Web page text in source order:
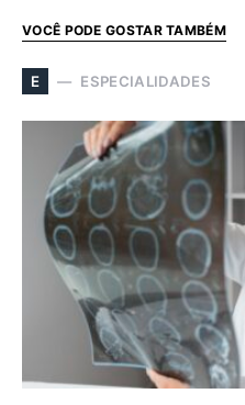
VOCÊ PODE GOSTAR TAMBÉM
E ESPECIALIDADES